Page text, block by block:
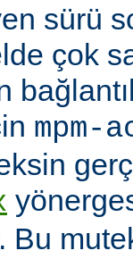
sürü
çok
mpm-
Bu